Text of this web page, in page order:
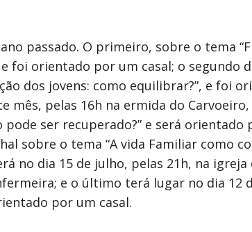
passado. O primeiro, sobre o tema
foi orientado por um casal; o segundo
dos jovens: como equilibrar?”, e foi
pelas 16h na ermida do Carvoeiro,
pode ser recuperado?” e será
sobre o tema “A vida Familiar como
no dia 15 de julho, pelas 21h, na igreja
e o último terá lugar no dia 12
por um casal.